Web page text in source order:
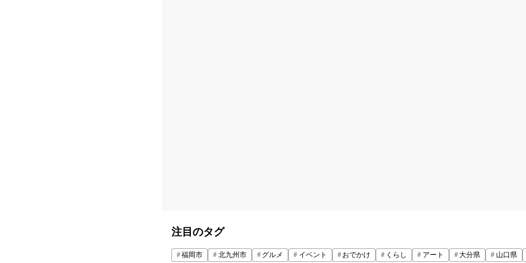
注目のタグ
福岡市 北九州市 グルメ イベント おでかけ くらし アート 大分県 山口県